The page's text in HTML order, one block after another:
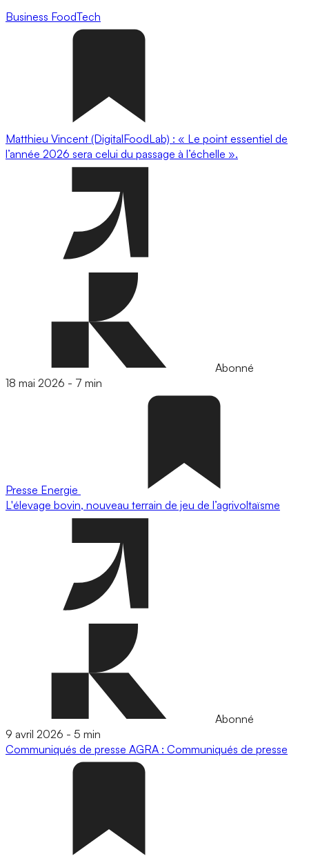
Business FoodTech
Matthieu Vincent (DigitalFoodLab) : « Le point essentiel de
l’année 2026 sera celui du passage à l’échelle ».
Abonné
18 mai 2026 - 7 min
Presse Energie
L'élevage bovin, nouveau terrain de jeu de l’agrivoltaïsme
Abonné
9 avril 2026 - 5 min
Communiqués de presse AGRA : Communiqués de presse